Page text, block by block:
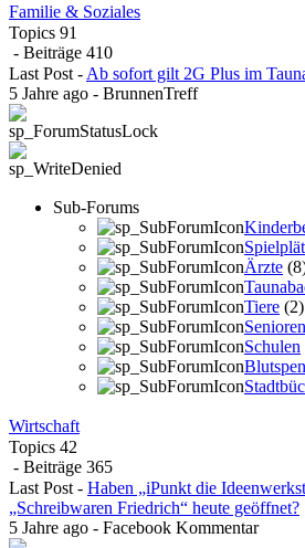
Familie & Soziales
Topics 91
- Beiträge 410
Last Post - Ab sofort gilt 2G Plus im
5 Jahre ago - BrunnenTreff
Sub-Forums
Ärzte
Tiere (2)
Senioren
Schulen
Wirtschaft
Topics 42
- Beiträge 365
Last Post - Haben „iPunkt die
„Schreibwaren Friedrich“ heute geöffnet?
5 Jahre ago - Facebook Kommentar